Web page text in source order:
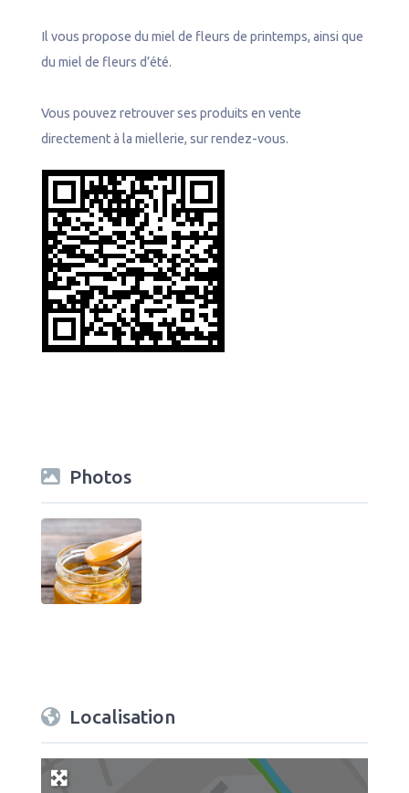
Il vous propose du miel de fleurs de printemps, ainsi que
du miel de fleurs d’été.
Vous pouvez retrouver ses produits en vente
directement à la miellerie, sur rendez-vous.
Photos
Localisation